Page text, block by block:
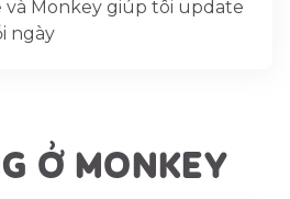
và Monkey giúp tôi update
ngày
Ở MONKEY